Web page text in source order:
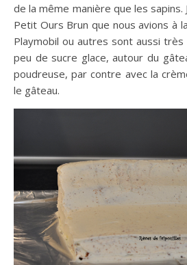
de la même manière que les sapins.
Petit Ours Brun que nous avions à
Playmobil ou autres sont aussi très
peu de sucre glace, autour du
poudreuse, par contre avec la
le gâteau.